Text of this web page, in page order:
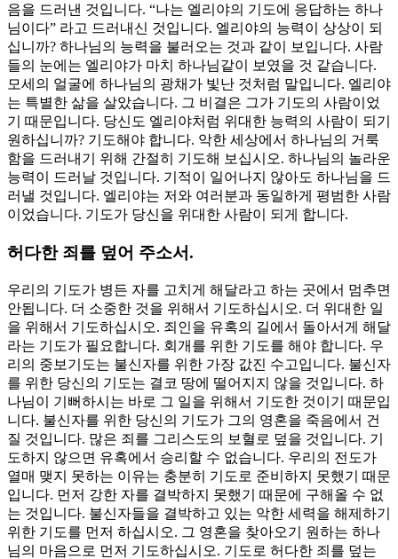
음을 드러낸 것입니다. “나는 엘리야의 기도에 응답하는 하나
님이다” 라고 드러내신 것입니다. 엘리야의 능력이 상상이 되
십니까? 하나님의 능력을 불러오는 것과 같이 보입니다. 사람
들의 눈에는 엘리야가 마치 하나님같이 보였을 것 같습니다.
모세의 얼굴에 하나님의 광채가 빛난 것처럼 말입니다. 엘리야
는 특별한 삶을 살았습니다. 그 비결은 그가 기도의 사람이었
기 때문입니다. 당신도 엘리야처럼 위대한 능력의 사람이 되기
원하십니까? 기도해야 합니다. 악한 세상에서 하나님의 거룩
함을 드러내기 위해 간절히 기도해 보십시오. 하나님의 놀라운
능력이 드러날 것입니다. 기적이 일어나지 않아도 하나님을 드
러낼 것입니다. 엘리야는 저와 여러분과 동일하게 평범한 사람
이었습니다. 기도가 당신을 위대한 사람이 되게 합니다.
허다한 죄를 덮어 주소서.
우리의 기도가 병든 자를 고치게 해달라고 하는 곳에서 멈추면
안됩니다. 더 소중한 것을 위해서 기도하십시오. 더 위대한 일
을 위해서 기도하십시오. 죄인을 유혹의 길에서 돌아서게 해달
라는 기도가 필요합니다. 회개를 위한 기도를 해야 합니다. 우
리의 중보기도는 불신자를 위한 가장 값진 수고입니다. 불신자
를 위한 당신의 기도는 결코 땅에 떨어지지 않을 것입니다. 하
나님이 기뻐하시는 바로 그 일을 위해서 기도한 것이기 때문입
니다. 불신자를 위한 당신의 기도가 그의 영혼을 죽음에서 건
질 것입니다. 많은 죄를 그리스도의 보혈로 덮을 것입니다. 기
도하지 않으면 유혹에서 승리할 수 없습니다. 우리의 전도가
열매 맺지 못하는 이유는 충분히 기도로 준비하지 못했기 때문
입니다. 먼저 강한 자를 결박하지 못했기 때문에 구해올 수 없
는 것입니다. 불신자들을 결박하고 있는 악한 세력을 해제하기
위한 기도를 먼저 하십시오. 그 영혼을 찾아오기 원하는 하나
님의 마음으로 먼저 기도하십시오. 기도로 허다한 죄를 덮는